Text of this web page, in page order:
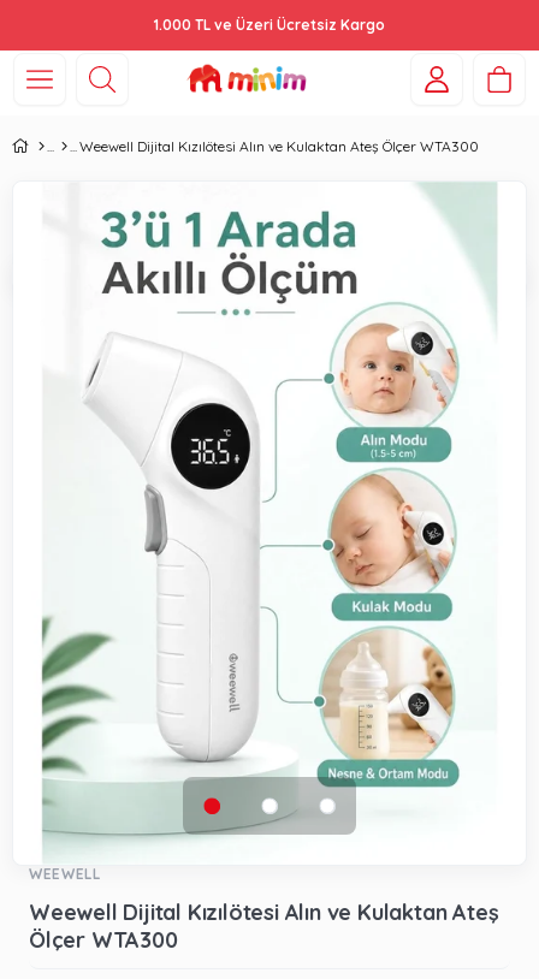
1.000 TL ve Üzeri Ücretsiz Kargo
Weewell Dijital Kızılötesi Alın ve Kulaktan Ateş Ölçer WTA300
WEEWELL
Weewell Dijital Kızılötesi Alın ve Kulaktan Ateş
Ölçer WTA300